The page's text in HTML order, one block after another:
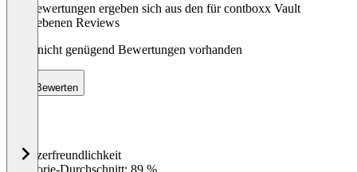
Die Bewertungen ergeben sich aus den für contboxx Vault
abgegebenen Reviews
Noch nicht genügend Bewertungen vorhanden
Bewerten
%
Benutzerfreundlichkeit
Kategorie-Durchschnitt: 89 %